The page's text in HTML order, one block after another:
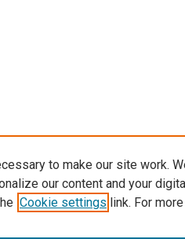
to make our site work.
our content and your
Cookie settings link. For